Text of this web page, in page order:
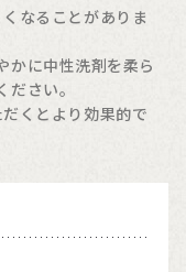
なることがありま
かに中性洗剤を柔ら
さい。
くとより効果的で